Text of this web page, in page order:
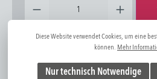
Zum Merkzettel hinzufügen
Artikel-Nr:1310283051
Diese Website verwendet Cookies, um eine
können. Mehr
Nur technisch Notwendige